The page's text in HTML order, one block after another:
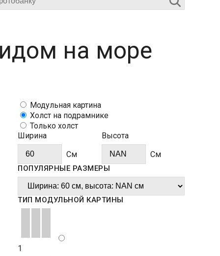
на море
Модульная картина
Холст на подрамнике
Только холст
Ширина
Cм
Высота
Cм
ПОПУЛЯРНЫЕ РАЗМЕРЫ
ТИП МОДУЛЬНОЙ КАРТИНЫ
1